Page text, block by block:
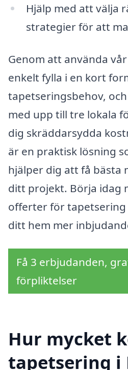
Hjälp med att välja
strategier för att
Genom att använda
enkelt fylla i en kort
tapetseringsbehov,
med upp till tre lokala
dig skräddarsydda
är en praktisk lösning
hjälper dig att få bästa
ditt projekt. Börja idag
offerter för tapetsering
ditt hem mer
Få 3 erbjudanden,
förpliktelser
Hur mycket
tapetsering i